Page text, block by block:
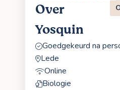
Over
Yosquin
Goedgekeurd na
Lede
Online
Biologie